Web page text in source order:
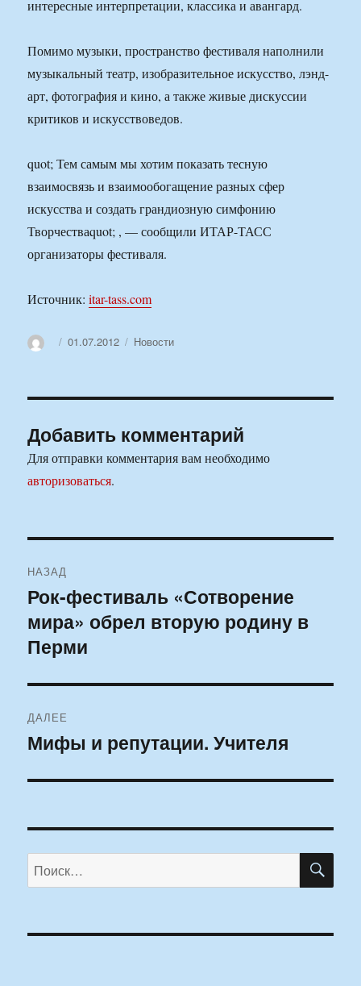
интересные интерпретации, классика и авангард.
Помимо музыки, пространство фестиваля наполнили
музыкальный театр, изобразительное искусство, лэнд-
арт, фотография и кино, а также живые дискуссии
критиков и искусствоведов.
quot; Тем самым мы хотим показать тесную
взаимосвязь и взаимообогащение разных сфер
искусства и создать грандиозную симфонию
Творчестваquot; , — сообщили ИТАР-ТАСС
организаторы фестиваля.
Источник:itar-tass.com
АвторОпубликовано
01.07.2012 Рубрики
Новости
Добавить комментарий
Для отправки комментария вам необходимо
авторизоваться.
по
записям
НАЗАД
Предыдущая
запись:
Рок-фестиваль «Сотворение
мира» обрел вторую родину в
Перми
ДАЛЕЕ
Следующая
Мифы и репутации. Учителя
Искать: